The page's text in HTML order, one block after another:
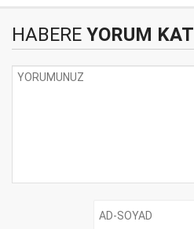
HABERE YORUM KAT